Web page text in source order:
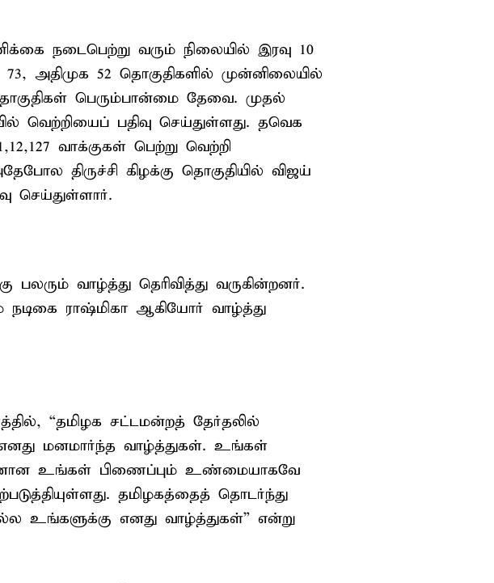
நடைபெற்று வரும் நிலையில் இரவு 10
அதிமுக 52 தொகுதிகளில் முன்னிலையில்
பெரும்பான்மை தேவை. முதல்
வெற்றியைப் பதிவு செய்துள்ளது. தவெக
வாக்குகள் பெற்று வெற்றி
திருச்சி கிழக்கு தொகுதியில் விஜய்
செய்துள்ளார்.
வாழ்த்து தெரிவித்து வருகின்றனர்.
ராஷ்மிகா ஆகியோர் வாழ்த்து
“தமிழக சட்டமன்றத் தேர்தலில்
மனமார்ந்த வாழ்த்துகள். உங்கள்
உங்கள் பிணைப்பும் உண்மையாகவே
தமிழகத்தைத் தொடர்ந்து
உங்களுக்கு எனது வாழ்த்துகள்” என்று